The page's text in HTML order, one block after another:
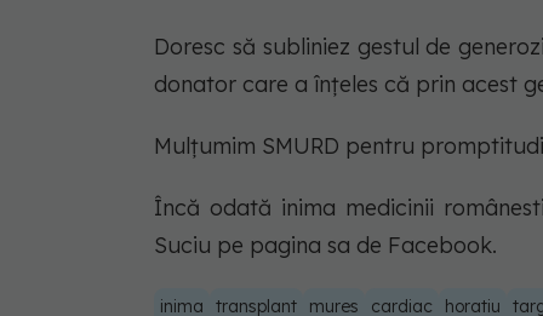
Doresc să subliniez gestul de
donator care a înțeles că prin acest
Mulțumim SMURD pentru
Încă odată inima medicinii
Suciu pe pagina sa de Facebook.
inima transplant mures cardiac horatiu